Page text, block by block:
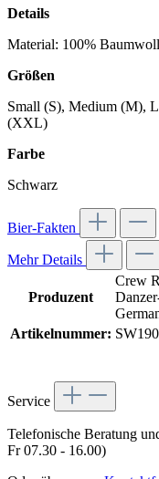
Details
Material: 100%
Größen
Small (S), Medium (M),
(XXL)
Farbe
Schwarz
Bier-Fakten
Mehr Details
Produzent
Crew
Artikelnummer:
Service
Telefonische Beratung
Fr 07.30 - 16.00)